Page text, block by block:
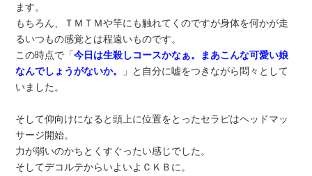
ます。
もちろん、ＴＭＴＭや竿にも触れてくのですが身体を何かが走
るいつもの感覚とは程遠いものです。
この時点で「今日は生殺しコースかなぁ。まあこんな可愛い娘
なんでしょうがないか。
」と自分に嘘をつきながら悶々として
いました。
そして仰向けになると頭上に位置をとったセラピはヘッドマッ
サージ開始。
力が弱いのかちとくすぐったい感じでした。
そしてデコルテからいよいよＣＫＢに。